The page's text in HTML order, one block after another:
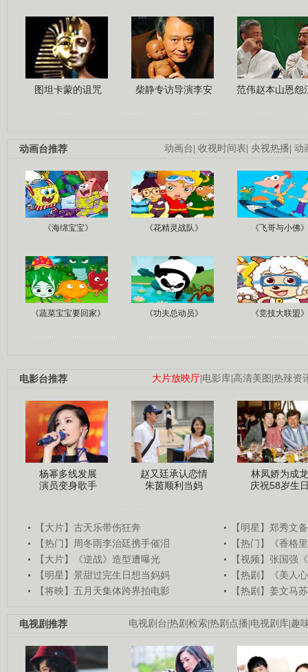
图坦卡蒙的诅咒 柴静专访导演李安 范伟赵本山恩怨
动画台| 收视时间表| 央视热播| 动
动画台推荐
《海绵宝宝》 《花精灵战队》 《飞哥与小佛》
《蔬菜宝宝要回家》 《功夫总动员》 《竞技大联盟》
大片放映厅|电影库|高清美图 |热辣资
电影台推荐
杨幂多线发展
演员变身歌手
赵又廷承认恋情
朱茵顺利当妈
林凤娇为成龙
庆祝58岁生
【大片】古天乐带伤狂奔
【明星】郑秀文
【热门】周冬雨李治廷携手催泪
【热门】《香格
【大片】《逆战》造型遭曝光
【视频】张国强
【明星】景甜过完生日想当妈妈
【热剧】《美人
【将映】五月天集体跨界拍电影
【热剧】姜文马
电视剧台|热剧检索|热剧点播|电视剧库|趣
电视剧推荐